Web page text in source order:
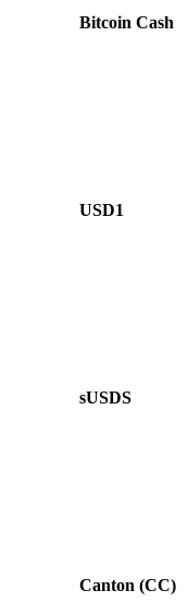
Bitcoin Cash
USD1
sUSDS
Canton (CC)